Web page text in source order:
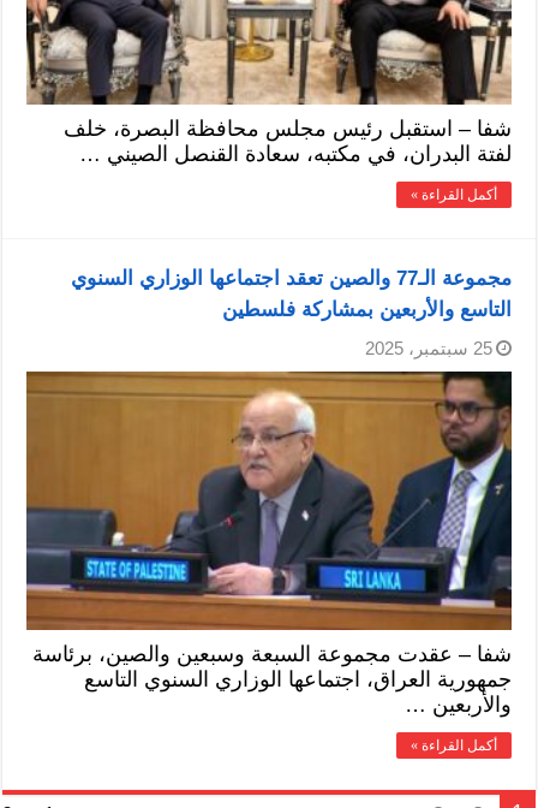
شفا – استقبل رئيس مجلس محافظة البصرة، خلف
لفتة البدران، في مكتبه، سعادة القنصل الصيني …
أكمل القراءة »
مجموعة الـ77 والصين تعقد اجتماعها الوزاري السنوي
التاسع والأربعين بمشاركة فلسطين
25 سبتمبر، 2025
شفا – عقدت مجموعة السبعة وسبعين والصين، برئاسة
جمهورية العراق، اجتماعها الوزاري السنوي التاسع
والأربعين …
أكمل القراءة »